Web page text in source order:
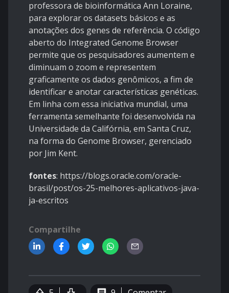
professora de bioinformática Ann Loraine,
para explorar os datasets básicos e as
anotações dos genes de referência. O código
aberto do Integrated Genome Browser
permite que os pesquisadores aumentem e
diminuam o zoom e representem
graficamente os dados genômicos, a fim de
identificar e anotar características genéticas.
Em linha com essa iniciativa mundial, uma
ferramenta semelhante foi desenvolvida na
Universidade da Califórnia, em Santa Cruz,
na forma do Genome Browser, gerenciado
por Jim Kent.
fontes: https://blogs.oracle.com/oracle-
brasil/post/os-25-melhores-aplicativos-java-
ja-escritos
Compartilhe